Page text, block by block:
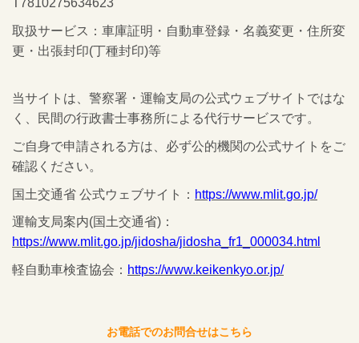
T7810275634623
取扱サービス：車庫証明・自動車登録・名義変更・住所変
更・出張封印(丁種封印)等
当サイトは、警察署・運輸支局の公式ウェブサイトではな
く、民間の行政書士事務所による代行サービスです。
ご自身で申請される方は、必ず公的機関の公式サイトをご
確認ください。
国土交通省 公式ウェブサイト： https://www.mlit.go.jp/
運輸支局案内(国土交通省)：
https://www.mlit.go.jp/jidosha/jidosha_fr1_000034.html
軽自動車検査協会： https://www.keikenkyo.or.jp/
お電話でのお問合せはこちら